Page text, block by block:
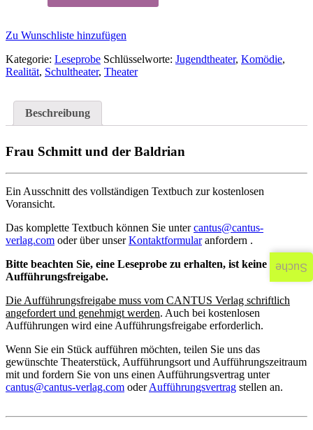
Zu Wunschliste hinzufügen
Kategorie: Leseprobe Schlüsselworte: Jugendtheater, Komödie,
Realität, Schultheater, Theater
Beschreibung
Frau Schmitt und der Baldrian
Ein Ausschnitt des vollständigen Textbuch zur kostenlosen
Voransicht.
Das komplette Textbuch können Sie untercantus@cantus-
verlag.com oder über unserKontaktformularanfordern .
Bitte beachten Sie, eine Leseprobe zu erhalten, ist keine
Aufführungsfreigabe.
Die Aufführungsfreigabe muss vom CANTUS Verlag schriftlich
angefordert und genehmigt werden. Auch bei kostenlosen
Aufführungen wird eine Aufführungsfreigabe erforderlich.
Wenn Sie ein Stück aufführen möchten, teilen Sie uns das
gewünschte Theaterstück, Aufführungsort und Aufführungszeitraum
mit und fordern Sie von uns einen Aufführungsvertrag unter
cantus@cantus-verlag.com oderAufführungsvertrag stellen an.
Suche